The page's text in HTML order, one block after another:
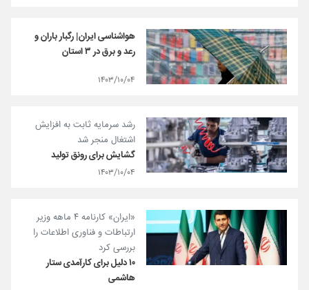
هواشناسی ایران| رگبار باران و
رعد و برق در ۳ استان
۱۴۰۳/۱۰/۰۴
رشد سرمایه ثابت به افزایش
اشتغال منجر شد
گشایش برای رونق تولید
۱۴۰۳/۱۰/۰۴
«ایران» کارنامه ۴ ماهه وزیر
ارتباطات و فناوری اطلاعات را
بررسی کرد
۱۰ دلیل برای کارآمدی ستار
هاشمی